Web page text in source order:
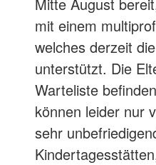
mit einem
welches derzeit
unterstützt. Die
Warteliste
können leider nur
sehr